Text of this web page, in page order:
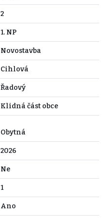
2
1. NP
Novostavba
Cihlová
Řadový
Klidná část obce
Obytná
2026
Ne
1
Ano